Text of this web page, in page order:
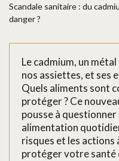
Scandale sanitaire : du
danger ?
Le cadmium, un
nos assiettes, et ses
Quels aliments sont
protéger ? Ce
pousse à
alimentation
risques et les
protéger votre santé